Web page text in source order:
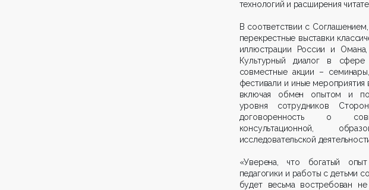
технологий и расширения
В соответствии с
перекрестные выставки
иллюстрации России и
Культурный диалог в
совместные акции –
фестивали и иные мероприятия
включая обмен опытом и
уровня сотрудников
договоренность о
консультационной,
исследовательской
«Уверена, что богатый
педагогики и работы с детьми
будет весьма востребован